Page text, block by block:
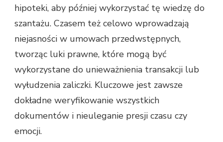
hipoteki, aby później wykorzystać tę wiedzę do
szantażu. Czasem też celowo wprowadzają
niejasności w umowach przedwstępnych,
tworząc luki prawne, które mogą być
wykorzystane do unieważnienia transakcji lub
wyłudzenia zaliczki. Kluczowe jest zawsze
dokładne weryfikowanie wszystkich
dokumentów i nieuleganie presji czasu czy
emocji.